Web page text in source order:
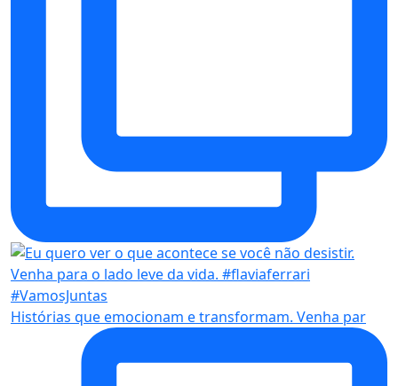
Histórias que emocionam e transformam. Venha par